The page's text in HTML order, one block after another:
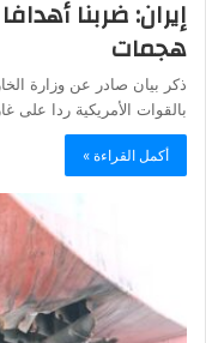
إيران: ضربنا
هجمات
ذكر بيان ​صادر عن ‌وزارة
بالقوات ⁠الأمريكية ​ردا على
أكمل القراءة »